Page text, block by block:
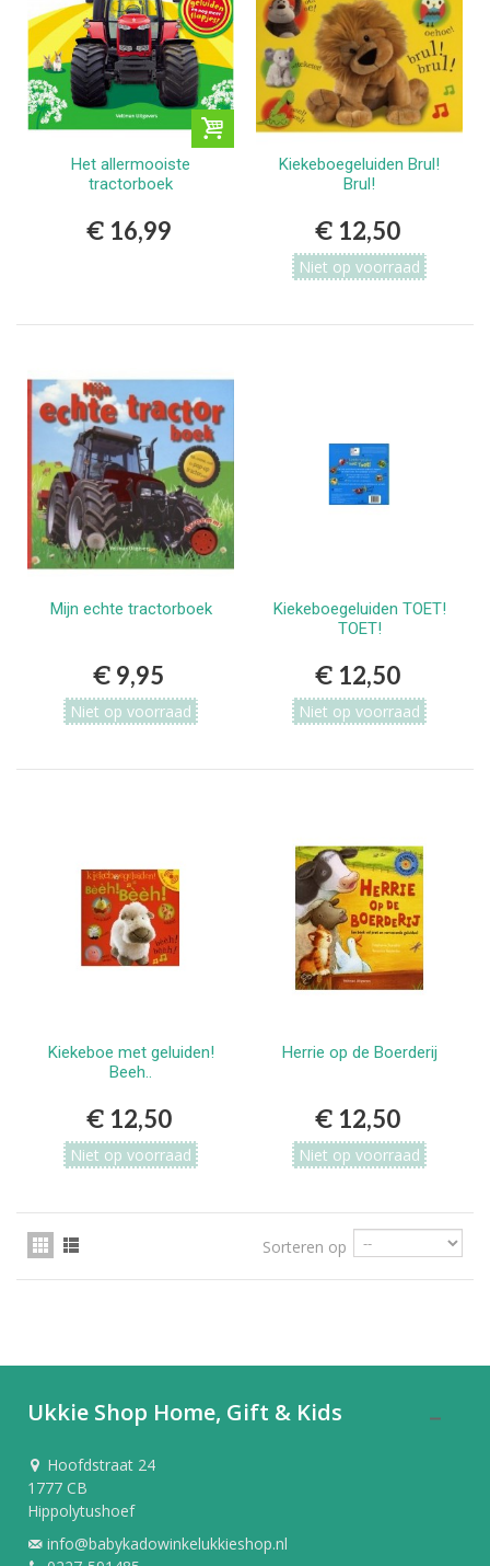
Het allermooiste
tractorboek
€ 16,99
Kiekeboegeluiden Brul!
Brul!
€ 12,50
Niet op voorraad
Mijn echte tractorboek
€ 9,95
Niet op voorraad
Kiekeboegeluiden TOET!
TOET!
€ 12,50
Niet op voorraad
Kiekeboe met geluiden!
Beeh..
€ 12,50
Niet op voorraad
Herrie op de Boerderij
€ 12,50
Niet op voorraad
Sorteren op
Ukkie Shop Home, Gift & Kids
Hoofdstraat 24
1777 CB
Hippolytushoef
info@babykadowinkelukkieshop.nl